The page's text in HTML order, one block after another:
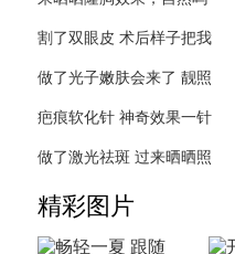
割了双眼皮 术后样子把我
做了光子嫩肤会来了 靓照
疤痕软化针 神奇效果一针
做了激光祛斑 过来晒晒照
精彩图片